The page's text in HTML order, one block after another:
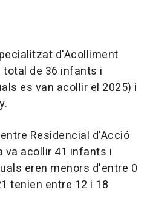
d'Acolliment
total de 36 infants i
es van acollir el 2025) i
Residencial d'Acció
va acollir 41 infants i
eren menors d'entre 0
tenien entre 12 i 18